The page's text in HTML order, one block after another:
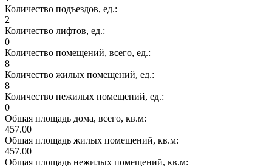
Количество подъездов, ед.:
2
Количество лифтов, ед.:
0
Количество помещений, всего, ед.:
8
Количество жилых помещений, ед.:
8
Количество нежилых помещений, ед.:
0
Общая площадь дома, всего, кв.м:
457.00
Общая площадь жилых помещений, кв.м:
457.00
Общая площадь нежилых помещений, кв.м: